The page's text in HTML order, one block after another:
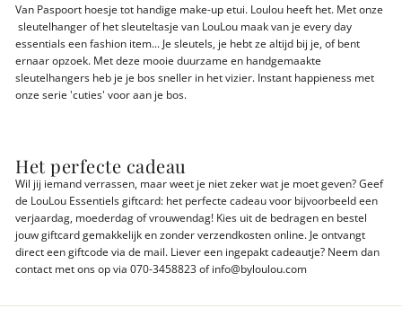
Van Paspoort hoesje tot handige make-up etui. Loulou heeft het. Met onze
sleutelhanger of het sleuteltasje van LouLou maak van je every day
essentials een fashion item... Je sleutels, je hebt ze altijd bij je, of bent
ernaar opzoek. Met deze mooie duurzame en handgemaakte
sleutelhangers heb je je bos sneller in het vizier. Instant happieness met
onze serie 'cuties' voor aan je bos.
Het perfecte cadeau
Wil jij iemand verrassen, maar weet je niet zeker wat je moet geven? Geef
de LouLou Essentiels giftcard: het perfecte cadeau voor bijvoorbeeld een
verjaardag, moederdag of vrouwendag! Kies uit de bedragen en bestel
jouw giftcard gemakkelijk en zonder verzendkosten online. Je ontvangt
direct een giftcode via de mail. Liever een ingepakt cadeautje? Neem dan
contact met ons op via 070-3458823 of info@byloulou.com